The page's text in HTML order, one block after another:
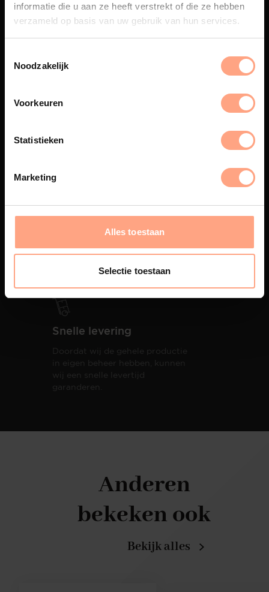
informatie die u aan ze heeft verstrekt of die ze hebben
verzameld op basis van uw gebruik van hun services.
Noodzakelijk
Voorkeuren
Statistieken
Marketing
Alles toestaan
Selectie toestaan
vakmanschap en design
samenkomen.
De meubelen worden in onze
componenten lak.
Interieur inrichting
PUUUR biedt volledige
oplevering,met als resultaat een
Snelle levering
Doordat wij de gehele productie
in eigen beheer hebben, kunnen
wij een snelle levertijd
garanderen.
Anderen
bekeken ook
Bekijk alles